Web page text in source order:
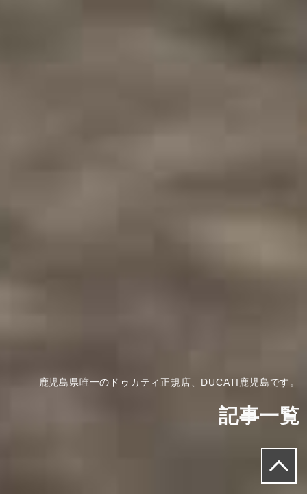
鹿児島県唯一のドゥカティ正規店、DUCATI鹿児島です。
記事一覧